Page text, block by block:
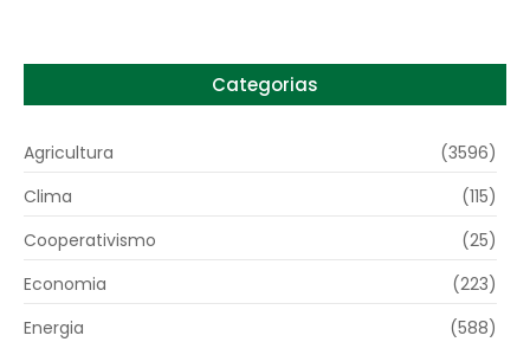
Categorias
Agricultura
(3596)
Clima
(115)
Cooperativismo
(25)
Economia
(223)
Energia
(588)